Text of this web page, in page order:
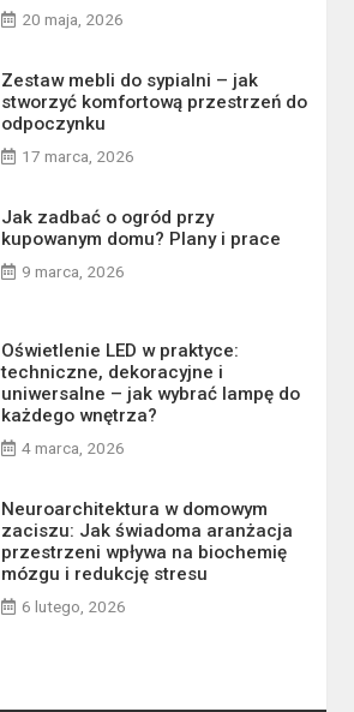
20 maja, 2026
Zestaw mebli do sypialni – jak
stworzyć komfortową przestrzeń do
odpoczynku
17 marca, 2026
Jak zadbać o ogród przy
kupowanym domu? Plany i prace
9 marca, 2026
Oświetlenie LED w praktyce:
techniczne, dekoracyjne i
uniwersalne – jak wybrać lampę do
każdego wnętrza?
4 marca, 2026
Neuroarchitektura w domowym
zaciszu: Jak świadoma aranżacja
przestrzeni wpływa na biochemię
mózgu i redukcję stresu
6 lutego, 2026